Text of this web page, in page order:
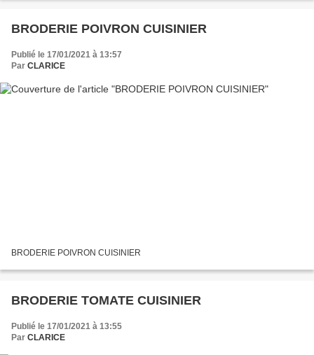
BRODERIE POIVRON CUISINIER
Publié le 17/01/2021 à 13:57
Par CLARICE
BRODERIE POIVRON CUISINIER
BRODERIE TOMATE CUISINIER
Publié le 17/01/2021 à 13:55
Par CLARICE